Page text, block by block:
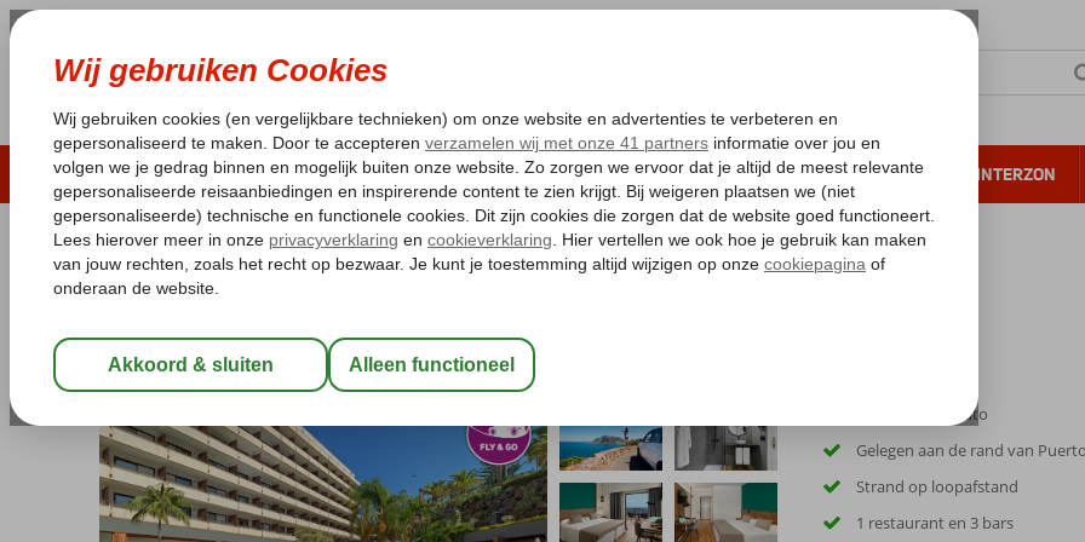
LAST MINUTE ZOMER 2026 ZONVAKANTIE VERRE REIZEN ALL INCLUSIVE WINTERZON
Pakketgarantie Laagsteprijsgarantie* Gratis annuleren*
Home
Spanje Canarische Eilanden
Fly & Go Fergus Puerto de la Cruz
Halfpension Plus Hotel
Inclusief huurauto
Gelegen aan de rand van
Strand op loopafstand
1 restaurant en 3 bars